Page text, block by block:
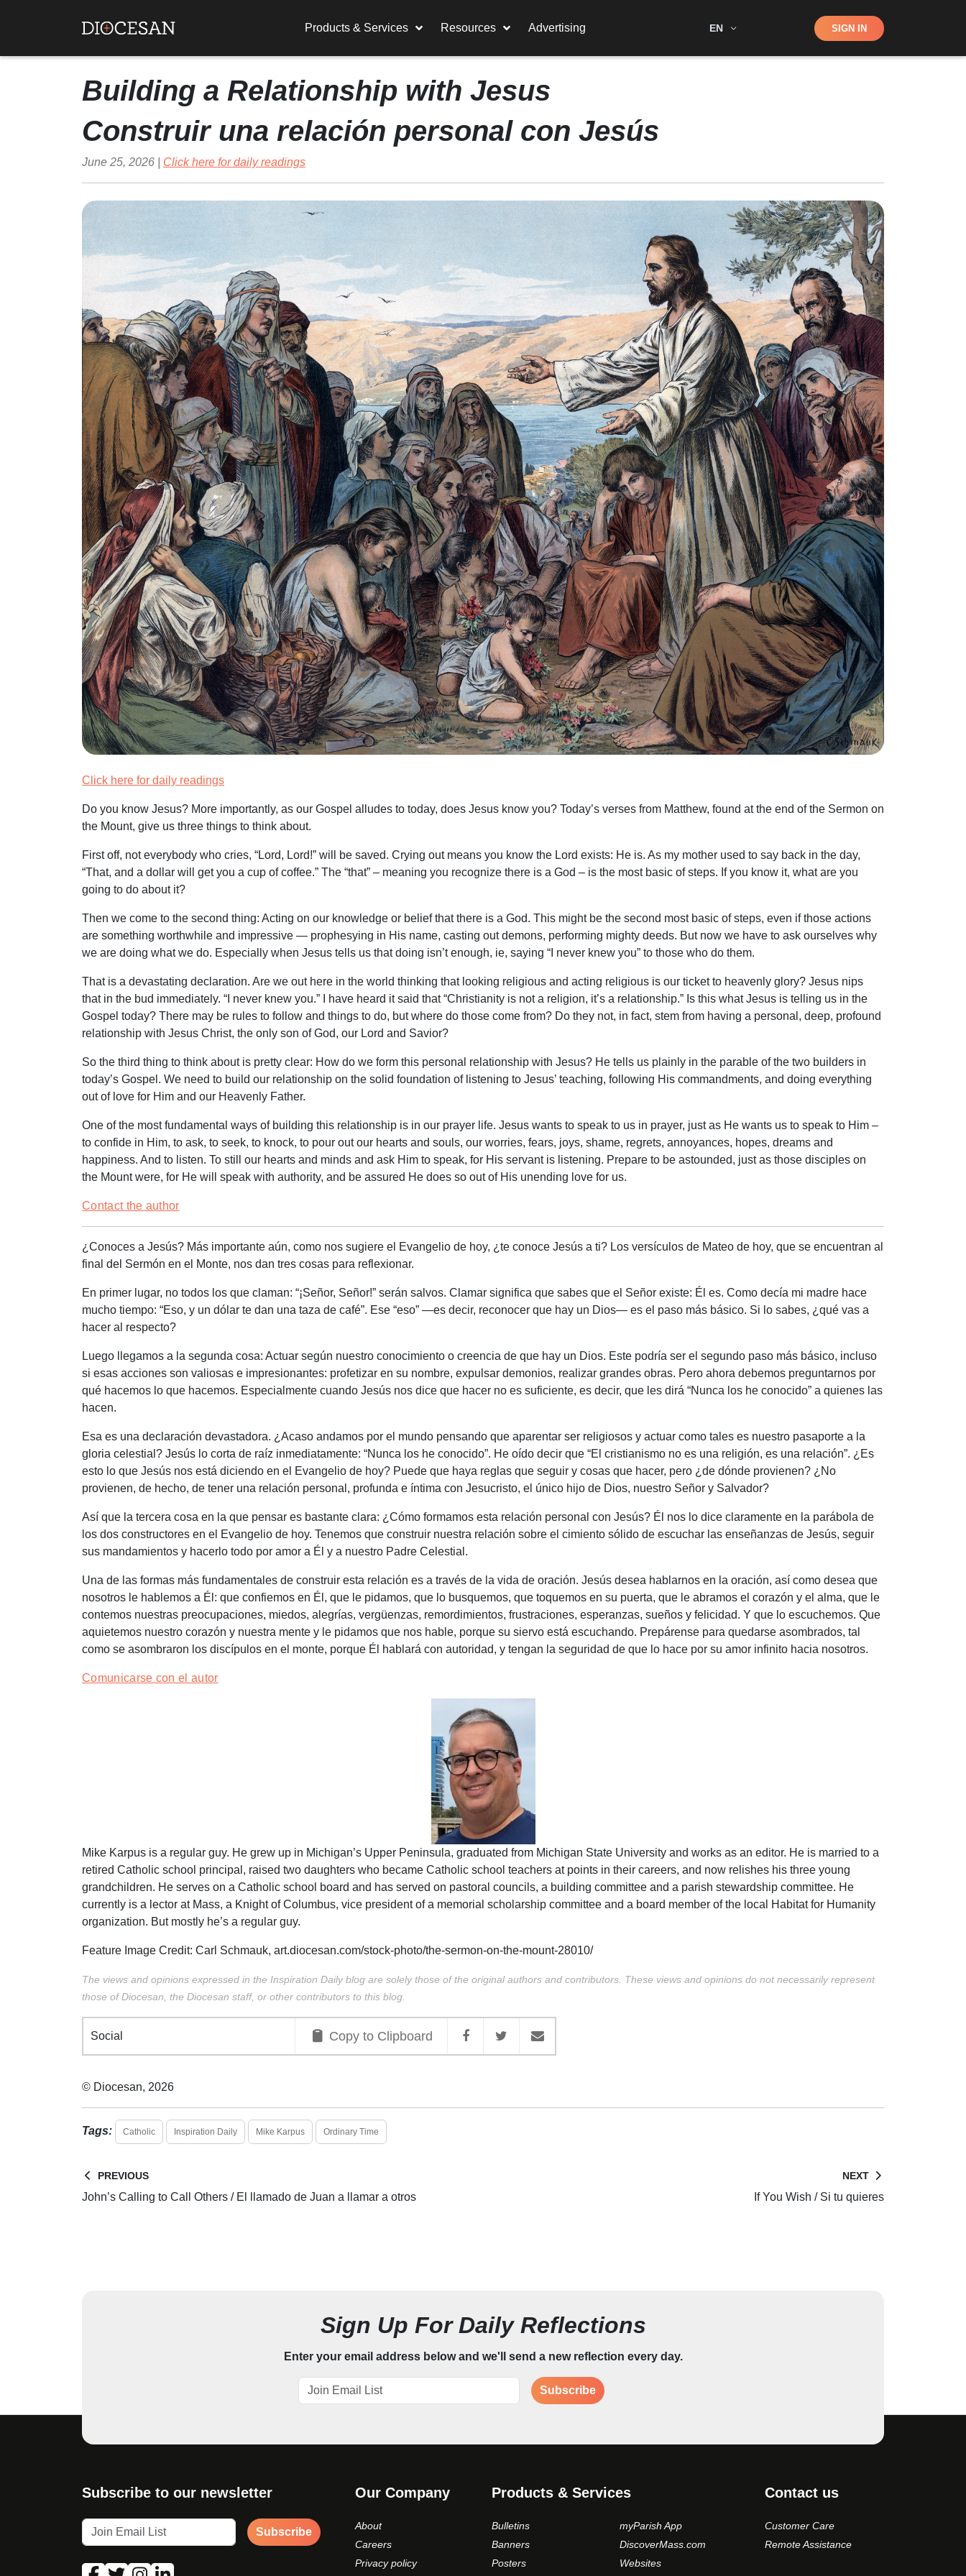
Products & Services Resources Advertising EN Shop SIGN IN
Building a Relationship with Jesus
Construir una relación personal con Jesús
June 25, 2026 | Click here for daily readings
Click here for daily readings
Do you know Jesus? More importantly, as our Gospel alludes to today, does Jesus know you? Today’s verses from Matthew, found at the end of the Sermon on
the Mount, give us three things to think about.
First off, not everybody who cries, “Lord, Lord!” will be saved. Crying out means you know the Lord exists: He is. As my mother used to say back in the day,
“That, and a dollar will get you a cup of coffee.” The “that” – meaning you recognize there is a God – is the most basic of steps. If you know it, what are you
going to do about it?
Then we come to the second thing: Acting on our knowledge or belief that there is a God. This might be the second most basic of steps, even if those actions
are something worthwhile and impressive — prophesying in His name, casting out demons, performing mighty deeds. But now we have to ask ourselves why
we are doing what we do. Especially when Jesus tells us that doing isn’t enough, ie, saying “I never knew you” to those who do them.
That is a devastating declaration. Are we out here in the world thinking that looking religious and acting religious is our ticket to heavenly glory? Jesus nips
that in the bud immediately. “I never knew you.” I have heard it said that “Christianity is not a religion, it’s a relationship.” Is this what Jesus is telling us in the
Gospel today? There may be rules to follow and things to do, but where do those come from? Do they not, in fact, stem from having a personal, deep, profound
relationship with Jesus Christ, the only son of God, our Lord and Savior?
So the third thing to think about is pretty clear: How do we form this personal relationship with Jesus? He tells us plainly in the parable of the two builders in
today’s Gospel. We need to build our relationship on the solid foundation of listening to Jesus’ teaching, following His commandments, and doing everything
out of love for Him and our Heavenly Father.
One of the most fundamental ways of building this relationship is in our prayer life. Jesus wants to speak to us in prayer, just as He wants us to speak to Him –
to confide in Him, to ask, to seek, to knock, to pour out our hearts and souls, our worries, fears, joys, shame, regrets, annoyances, hopes, dreams and
happiness. And to listen. To still our hearts and minds and ask Him to speak, for His servant is listening. Prepare to be astounded, just as those disciples on
the Mount were, for He will speak with authority, and be assured He does so out of His unending love for us.
Contact the author
¿Conoces a Jesús? Más importante aún, como nos sugiere el Evangelio de hoy, ¿te conoce Jesús a ti? Los versículos de Mateo de hoy, que se encuentran al
final del Sermón en el Monte, nos dan tres cosas para reflexionar.
En primer lugar, no todos los que claman: “¡Señor, Señor!” serán salvos. Clamar significa que sabes que el Señor existe: Él es. Como decía mi madre hace
mucho tiempo: “Eso, y un dólar te dan una taza de café”. Ese “eso” —es decir, reconocer que hay un Dios— es el paso más básico. Si lo sabes, ¿qué vas a
hacer al respecto?
Luego llegamos a la segunda cosa: Actuar según nuestro conocimiento o creencia de que hay un Dios. Este podría ser el segundo paso más básico, incluso
si esas acciones son valiosas e impresionantes: profetizar en su nombre, expulsar demonios, realizar grandes obras. Pero ahora debemos preguntarnos por
qué hacemos lo que hacemos. Especialmente cuando Jesús nos dice que hacer no es suficiente, es decir, que les dirá “Nunca los he conocido” a quienes las
hacen.
Esa es una declaración devastadora. ¿Acaso andamos por el mundo pensando que aparentar ser religiosos y actuar como tales es nuestro pasaporte a la
gloria celestial? Jesús lo corta de raíz inmediatamente: “Nunca los he conocido”. He oído decir que “El cristianismo no es una religión, es una relación”. ¿Es
esto lo que Jesús nos está diciendo en el Evangelio de hoy? Puede que haya reglas que seguir y cosas que hacer, pero ¿de dónde provienen? ¿No
provienen, de hecho, de tener una relación personal, profunda e íntima con Jesucristo, el único hijo de Dios, nuestro Señor y Salvador?
Así que la tercera cosa en la que pensar es bastante clara: ¿Cómo formamos esta relación personal con Jesús? Él nos lo dice claramente en la parábola de
los dos constructores en el Evangelio de hoy. Tenemos que construir nuestra relación sobre el cimiento sólido de escuchar las enseñanzas de Jesús, seguir
sus mandamientos y hacerlo todo por amor a Él y a nuestro Padre Celestial.
Una de las formas más fundamentales de construir esta relación es a través de la vida de oración. Jesús desea hablarnos en la oración, así como desea que
nosotros le hablemos a Él: que confiemos en Él, que le pidamos, que lo busquemos, que toquemos en su puerta, que le abramos el corazón y el alma, que le
contemos nuestras preocupaciones, miedos, alegrías, vergüenzas, remordimientos, frustraciones, esperanzas, sueños y felicidad. Y que lo escuchemos. Que
aquietemos nuestro corazón y nuestra mente y le pidamos que nos hable, porque su siervo está escuchando. Prepárense para quedarse asombrados, tal
como se asombraron los discípulos en el monte, porque Él hablará con autoridad, y tengan la seguridad de que lo hace por su amor infinito hacia nosotros.
Comunicarse con el autor
Mike Karpus is a regular guy. He grew up in Michigan’s Upper Peninsula, graduated from Michigan State University and works as an editor. He is married to a
retired Catholic school principal, raised two daughters who became Catholic school teachers at points in their careers, and now relishes his three young
grandchildren. He serves on a Catholic school board and has served on pastoral councils, a building committee and a parish stewardship committee. He
currently is a lector at Mass, a Knight of Columbus, vice president of a memorial scholarship committee and a board member of the local Habitat for Humanity
organization. But mostly he’s a regular guy.
Feature Image Credit: Carl Schmauk, art.diocesan.com/stock-photo/the-sermon-on-the-mount-28010/
The views and opinions expressed in the Inspiration Daily blog are solely those of the original authors and contributors. These views and opinions do not necessarily represent
those of Diocesan, the Diocesan staff, or other contributors to this blog.
Social Copy to Clipboard
© Diocesan, 2026
Tags: Catholic Inspiration Daily Mike Karpus Ordinary Time
PREVIOUS
John’s Calling to Call Others / El llamado de Juan a llamar a otros
NEXT
If You Wish / Si tu quieres
Sign Up For Daily Reflections
Enter your email address below and we'll send a new reflection every day.
Subscribe
Subscribe to our newsletter
Subscribe
Our Company
About
Careers
Privacy policy
Products & Services
Bulletins
Banners
Posters
myParish App
DiscoverMass.com
Websites
Contact us
Customer Care
Remote Assistance